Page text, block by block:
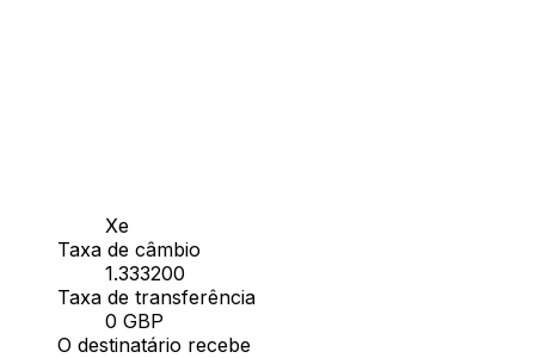
Xe
Taxa de câmbio
1.333200
Taxa de transferência
0 GBP
O destinatário recebe